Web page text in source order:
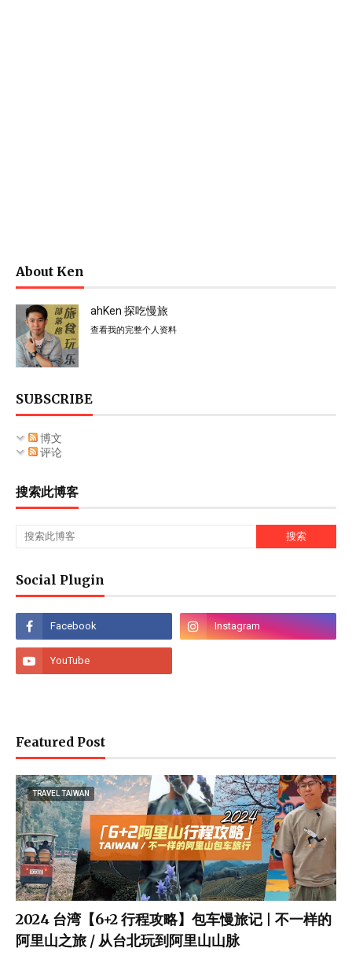
About Ken
ahKen 探吃慢旅
查看我的完整个人资料
SUBSCRIBE
博文
评论
搜索此博客
Social Plugin
Featured Post
TRAVEL TAIWAN
2024 台湾【6+2 行程攻略】包车慢旅记 | 不一样的
阿里山之旅 / 从台北玩到阿里山山脉